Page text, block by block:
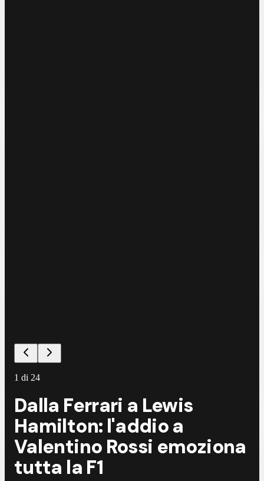
1 di 24
Dalla Ferrari a Lewis
Hamilton: l'addio a
Valentino Rossi emoziona
tutta la F1